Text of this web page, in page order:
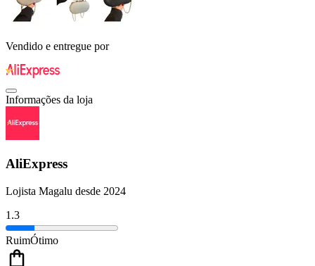
Vendido e entregue por
Informações da loja
AliExpress
Lojista Magalu desde 2024
1.3
RuimÓtimo